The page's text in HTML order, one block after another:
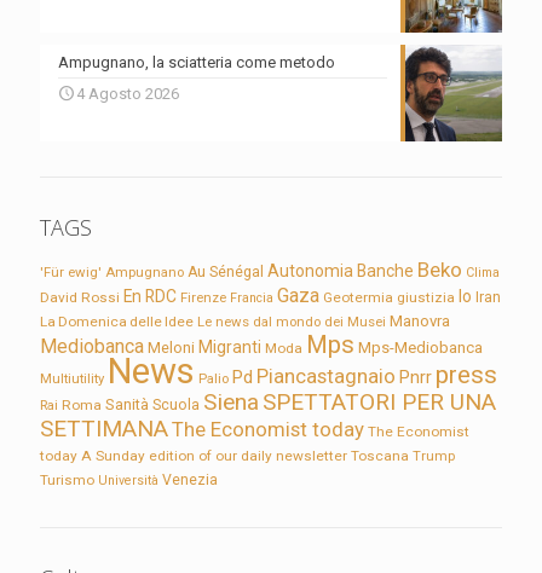
Ampugnano, la sciatteria come metodo
4 Agosto 2026
TAGS
'Für ewig' Ampugnano Au Sénégal Autonomia Banche Beko Clima
David Rossi En RDC Firenze Francia Gaza Geotermia giustizia Io Iran
La Domenica delle Idee Le news dal mondo dei Musei Manovra
Mediobanca Meloni Migranti Moda Mps Mps-Mediobanca
Multiutility News Palio Pd Piancastagnaio Pnrr press
Rai Roma Sanità Scuola Siena SPETTATORI PER UNA
SETTIMANAThe Economist today The Economist
today A Sunday edition of our daily newsletter Toscana Trump
Turismo Università Venezia